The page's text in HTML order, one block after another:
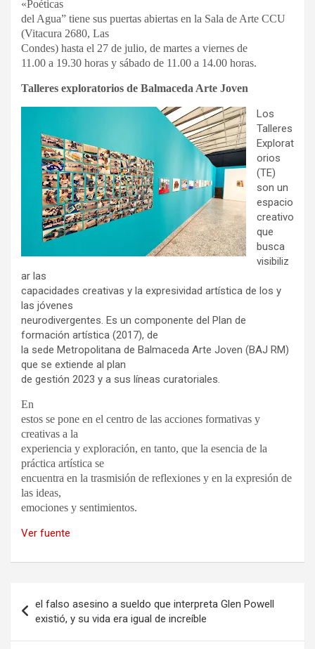
«Poéticas
del Agua” tiene sus puertas abiertas en la Sala de Arte CCU
(Vitacura 2680, Las
Condes) hasta el 27 de julio, de martes a viernes de
11.00 a 19.30 horas y sábado de 11.00 a 14.00 horas.
Talleres exploratorios de Balmaceda Arte Joven
Los
Talleres
Explorat
orios
(TE)
son un
espacio
creativo
que
busca
visibiliz
ar las
capacidades creativas y la expresividad artística de los y
las jóvenes
neurodivergentes. Es un componente del Plan de
formación artística (2017), de
la sede Metropolitana de Balmaceda Arte Joven (BAJ RM)
que se extiende al plan
de gestión 2023 y a sus líneas curatoriales.
En
estos se pone en el centro de las acciones formativas y
creativas a la
experiencia y exploración, en tanto, que la esencia de la
práctica artística se
encuentra en la trasmisión de reflexiones y en la expresión de
las ideas,
emociones y sentimientos.
Ver fuente
de
entradas
el falso asesino a sueldo que interpreta Glen Powell
existió, y su vida era igual de increíble